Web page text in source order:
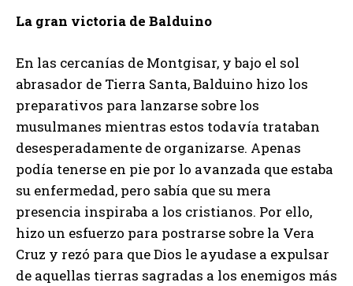
La gran victoria de Balduino
En las cercanías de Montgisar, y bajo el sol
abrasador de Tierra Santa, Balduino hizo los
preparativos para lanzarse sobre los
musulmanes mientras estos todavía trataban
desesperadamente de organizarse. Apenas
podía tenerse en pie por lo avanzada que estaba
su enfermedad, pero sabía que su mera
presencia inspiraba a los cristianos. Por ello,
hizo un esfuerzo para postrarse sobre la Vera
Cruz y rezó para que Dios le ayudase a expulsar
de aquellas tierras sagradas a los enemigos más